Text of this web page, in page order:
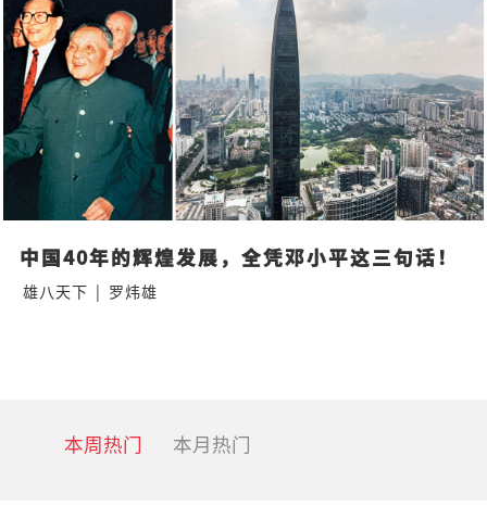
中国40年的辉煌发展，全凭邓小平这三句话！
雄八天下 | 罗炜雄
本周热门 本月热门